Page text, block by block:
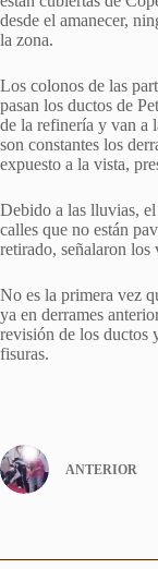
desde el amanecer,
la zona.
Los colonos de las
pasan los ductos de
de la refinería y van a
son constantes los
expuesto a la vista,
Debido a las lluvias,
calles que no están
retirado, señalaron los
No es la primera vez
ya en derrames
revisión de los ductos
fisuras.
ANTERIOR